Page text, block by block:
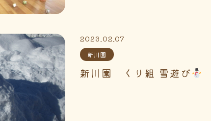
2023.02.07
新川園
新川園 くり組 雪遊び